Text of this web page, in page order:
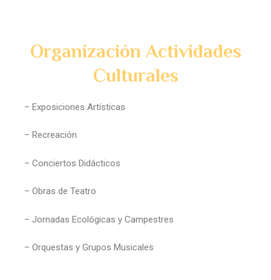
Organización Actividades
Culturales
– Exposiciones Artísticas
– Recreación
– Conciertos Didácticos
– Obras de Teatro
– Jornadas Ecológicas y Campestres
– Orquestas y Grupos Musicales